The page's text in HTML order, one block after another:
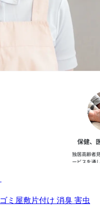
ゴミ屋敷片付け 消臭 害虫